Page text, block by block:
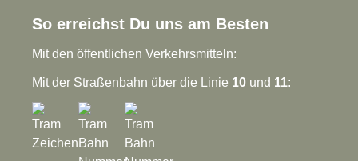
So erreichst Du uns am Besten
Mit den öffentlichen Verkehrsmitteln:
Mit der Straßenbahn über die Linie 10 und 11: